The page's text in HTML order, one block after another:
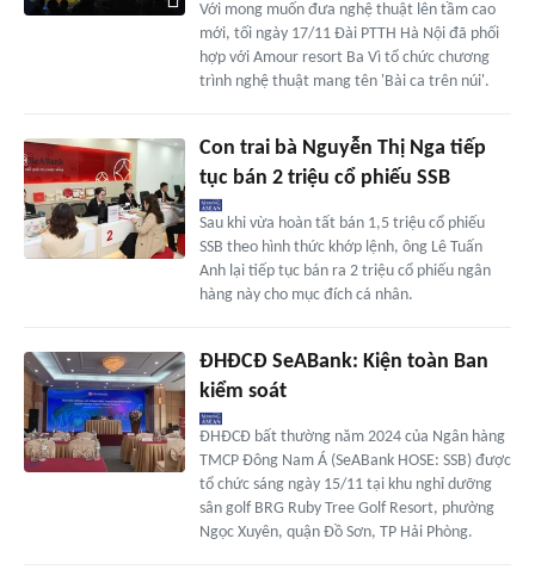
Với mong muốn đưa nghệ thuật lên tầm cao
mới, tối ngày 17/11 Đài PTTH Hà Nội đã phối
hợp với Amour resort Ba Vì tổ chức chương
trình nghệ thuật mang tên 'Bài ca trên núi'.
Con trai bà Nguyễn Thị Nga tiếp
tục bán 2 triệu cổ phiếu SSB
Sau khi vừa hoàn tất bán 1,5 triệu cổ phiếu
SSB theo hình thức khớp lệnh, ông Lê Tuấn
Anh lại tiếp tục bán ra 2 triệu cổ phiếu ngân
hàng này cho mục đích cá nhân.
ĐHĐCĐ SeABank: Kiện toàn Ban
kiểm soát
ĐHĐCĐ bất thường năm 2024 của Ngân hàng
TMCP Đông Nam Á (SeABank HOSE: SSB) được
tổ chức sáng ngày 15/11 tại khu nghỉ dưỡng
sân golf BRG Ruby Tree Golf Resort, phường
Ngọc Xuyên, quận Đồ Sơn, TP Hải Phòng.